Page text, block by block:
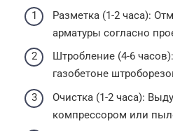
Разметка (1-2 часа):
арматуры согласно
Штробление (4-6
газобетоне
Очистка (1-2 часа):
компрессором или